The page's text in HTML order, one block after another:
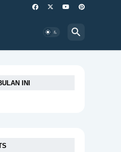
INI